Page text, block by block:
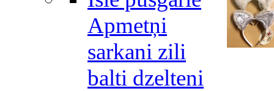
Apmetņi
sarkani zili
balti dzelteni